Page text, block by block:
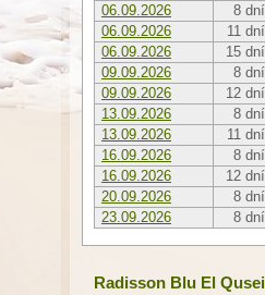
06.09.2026
8 dní
06.09.2026
11 dní
06.09.2026
15 dní
09.09.2026
8 dní
09.09.2026
12 dní
13.09.2026
8 dní
13.09.2026
11 dní
16.09.2026
8 dní
16.09.2026
12 dní
20.09.2026
8 dní
23.09.2026
8 dní
Radisson Blu El